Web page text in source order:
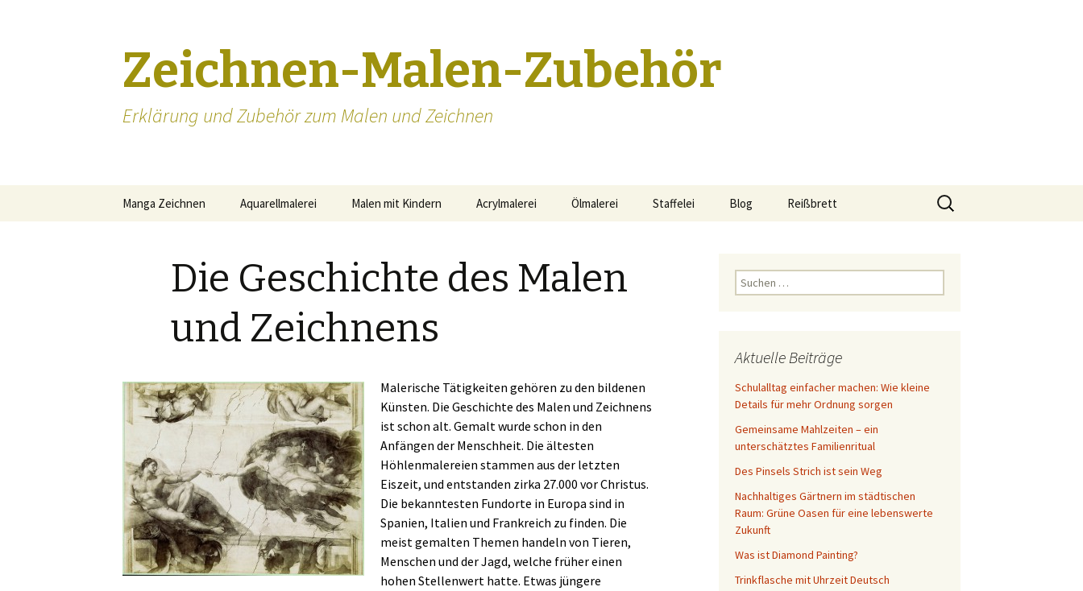
Zeichnen-Malen-Zubehör
Erklärung und Zubehör zum Malen und Zeichnen
Manga Zeichnen
Manga Augen zeichnen
Aquarellmalerei Malen mit Kindern Acrylmalerei Ölmalerei Staffelei Blog Reißbrett
Reißbrett A1
Schreibtisch
Suchen
nach:
Die Geschichte des Malen
und Zeichnens
Malerische Tätigkeiten gehören zu den bildenen
Künsten. Die Geschichte des Malen und Zeichnens
ist schon alt. Gemalt wurde schon in den
Anfängen der Menschheit. Die ältesten
Höhlenmalereien stammen aus der letzten
Eiszeit, und entstanden zirka 27.000 vor Christus.
Die bekanntesten Fundorte in Europa sind in
Spanien, Italien und Frankreich zu finden. Die
meist gemalten Themen handeln von Tieren,
Menschen und der Jagd, welche früher einen
hohen Stellenwert hatte. Etwas jüngere
Suchen
nach:
Aktuelle Beiträge
Schulalltag einfacher machen: Wie kleine
Details für mehr Ordnung sorgen
Gemeinsame Mahlzeiten – ein
unterschätztes Familienritual
Des Pinsels Strich ist sein Weg
Nachhaltiges Gärtnern im städtischen
Raum: Grüne Oasen für eine lebenswerte
Zukunft
Was ist Diamond Painting?
Trinkflasche mit Uhrzeit Deutsch